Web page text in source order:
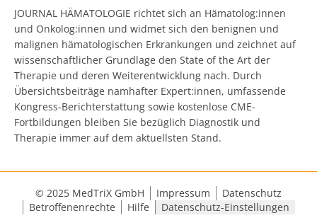
JOURNAL HÄMATOLOGIE richtet sich an Hämatolog:innen
und Onkolog:innen und widmet sich den benignen und
malignen hämatologischen Erkrankungen und zeichnet auf
wissenschaftlicher Grundlage den State of the Art der
Therapie und deren Weiterentwicklung nach. Durch
Übersichtsbeiträge namhafter Expert:innen, umfassende
Kongress-Berichterstattung sowie kostenlose CME-
Fortbildungen bleiben Sie bezüglich Diagnostik und
Therapie immer auf dem aktuellsten Stand.
© 2025 MedTriX GmbH Impressum
Datenschutz
Betroffenenrechte
Hilfe Datenschutz-Einstellungen